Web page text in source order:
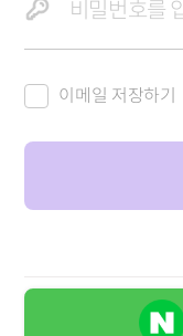
이메일 저장하기